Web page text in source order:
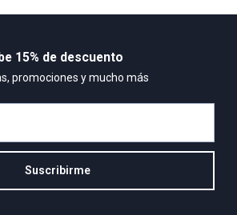
15% de descuento
promociones y mucho más
Suscribirme